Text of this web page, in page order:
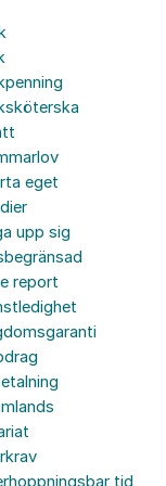
eget
upp sig
report
tid